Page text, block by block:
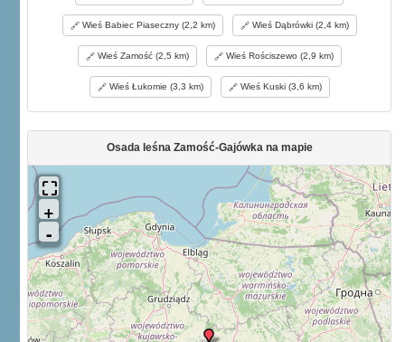
Wieś Babiec Piaseczny (2,2 km) Wieś Dąbrówki (2,4 km)
Wieś Zamość (2,5 km) Wieś Rościszewo (2,9 km)
Wieś Łukomie (3,3 km) Wieś Kuski (3,6 km)
Osada leśna Zamość-Gajówka na mapie